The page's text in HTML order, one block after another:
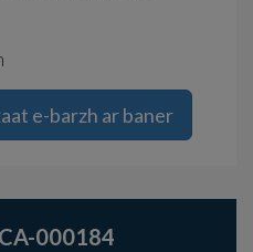
e-barzh ar baner
000184